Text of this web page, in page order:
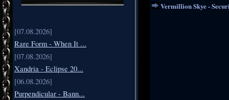
[07.08.2026]
Rare Form - When It ...
[07.08.2026]
Xandria - Eclipse 20...
[06.08.2026]
Purpendicular - Bann...
Vermillion Skye -